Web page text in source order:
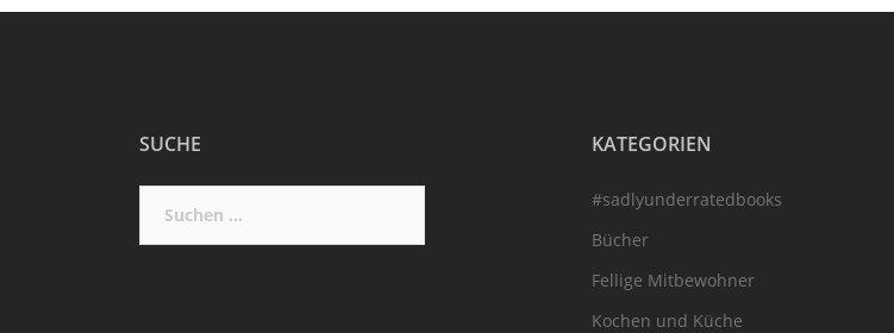
SUCHE
nach:
KATEGORIEN
#sadlyunderratedbooks
Bücher
Fellige Mitbewohner
Kochen und Küche